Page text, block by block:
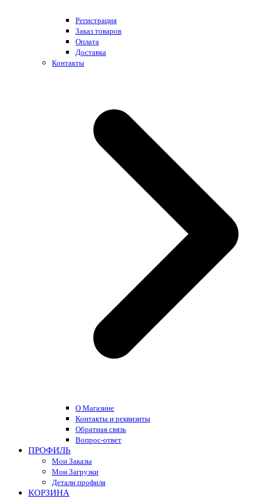
Регистрация
Заказ товаров
Оплата
Доставка
Контакты
О Магазине
Контакты и реквизиты
Обратная связь
Вопрос-ответ
ПРОФИЛЬ
Мои Заказы
Мои Загрузки
Детали профиля
КОРЗИНА